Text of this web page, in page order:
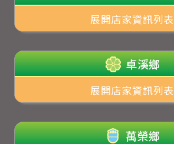
展開店家資訊列表
卓溪鄉
展開店家資訊列表
萬榮鄉